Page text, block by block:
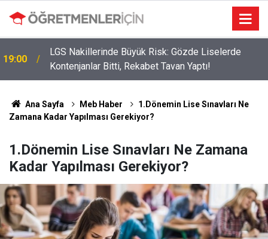
19:00
LGS Nakillerinde Büyük Risk: Gözde Liselerde
Kontenjanlar Bitti, Rekabet Tavan Yaptı!
Ana Sayfa Meb Haber
1.Dönemin Lise Sınavları Ne
Zamana Kadar Yapılması Gerekiyor?
1.Dönemin Lise Sınavları Ne Zamana
Kadar Yapılması Gerekiyor?